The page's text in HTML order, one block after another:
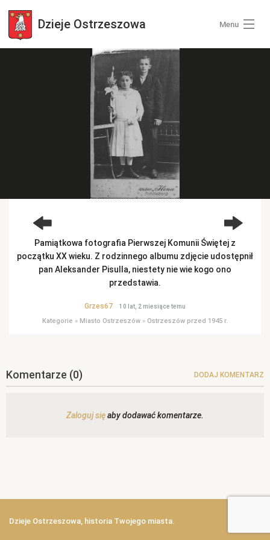
Dzieje Ostrzeszowa Menu
Pamiątkowa fotografia Pierwszej Komunii Świętej z
początku XX wieku. Z rodzinnego albumu zdjęcie udostępnił
pan Aleksander Pisulla, niestety nie wie kogo ono
przedstawia.
Grzes67 10 lat, 2 miesiące temu
Kategorie » Miasto Ostrzeszów » Ostrzeszów przed 1945 r.
Komentarze (0) DODAJ KOMENTARZ
Zaloguj sięaby dodawać komentarze.
Dzieje Ostrzeszowa, historia Twojego miasta.